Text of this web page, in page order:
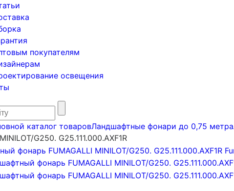
покупателям
освещения
каталог товаровЛандшафтные фонари до 0,75 метра
G250. G25.111.000.AXF1R